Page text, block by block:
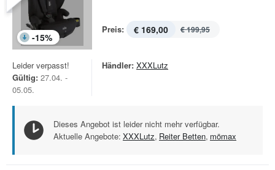
-15%
Preis: € 169,00 € 199,95
Leider verpasst!
Gültig: 27.04. -
05.05.
Händler: XXXLutz
Dieses Angebot ist leider nicht mehr verfügbar.
Aktuelle Angebote: XXXLutz, Reiter Betten, mömax